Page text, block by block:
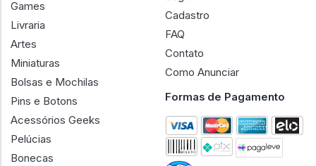
Games
Livraria
Artes
Miniaturas
Bolsas e Mochilas
Pins e Botons
Acessórios Geeks
Pelúcias
Bonecas
Cadastro
FAQ
Contato
Como Anunciar
Formas de Pagamento